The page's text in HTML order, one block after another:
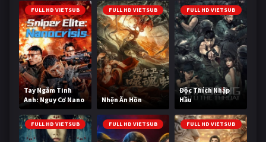
FULL HD VIETSUB
Tay Ngắm Tinh
Anh: Nguy Cơ Nano
FULL HD VIETSUB
Nhện Ăn Hồn
FULL HD VIETSUB
Độc Thích Nhập
Hầu
FULL HD VIETSUB FULL HD VIETSUB FULL HD VIETSUB